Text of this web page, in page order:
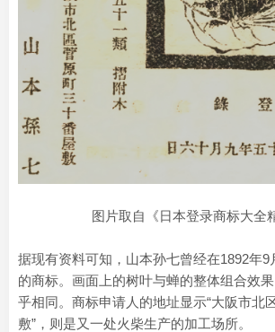
图片取自《日本登录商标大全
据现有资料可知，山本孙七曾经在1892年9
的商标。画面上的树叶与蝉的整体组合效
乎相同。商标申请人的地址显示“大阪市北
敷”，则是又一处火柴生产的加工场所。